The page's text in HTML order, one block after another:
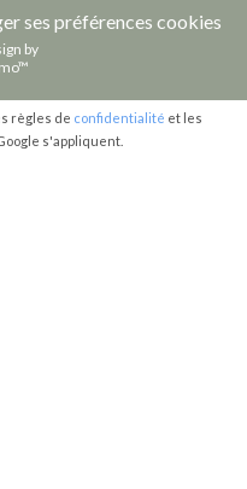
ses préférences cookies
by
règles de confidentialité et les
s'appliquent.